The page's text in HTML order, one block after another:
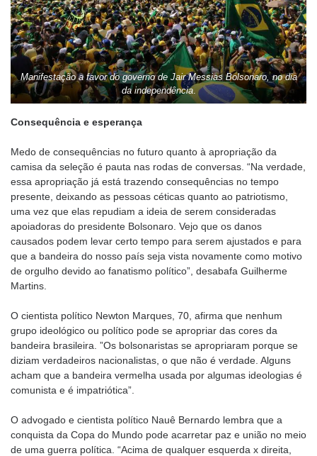
Manifestação a favor do governo de Jair Messias Bolsonaro, no dia
da independência.
Consequência e esperança
Medo de consequências no futuro quanto à apropriação da
camisa da seleção é pauta nas rodas de conversas. “Na verdade,
essa apropriação já está trazendo consequências no tempo
presente, deixando as pessoas céticas quanto ao patriotismo,
uma vez que elas repudiam a ideia de serem consideradas
apoiadoras do presidente Bolsonaro. Vejo que os danos
causados podem levar certo tempo para serem ajustados e para
que a bandeira do nosso país seja vista novamente como motivo
de orgulho devido ao fanatismo político”, desabafa Guilherme
Martins.
O cientista político Newton Marques, 70, afirma que nenhum
grupo ideológico ou político pode se apropriar das cores da
bandeira brasileira. ”Os bolsonaristas se apropriaram porque se
diziam verdadeiros nacionalistas, o que não é verdade. Alguns
acham que a bandeira vermelha usada por algumas ideologias é
comunista e é impatriótica”.
O advogado e cientista político Nauê Bernardo lembra que a
conquista da Copa do Mundo pode acarretar paz e união no meio
de uma guerra política. “Acima de qualquer esquerda x direita,